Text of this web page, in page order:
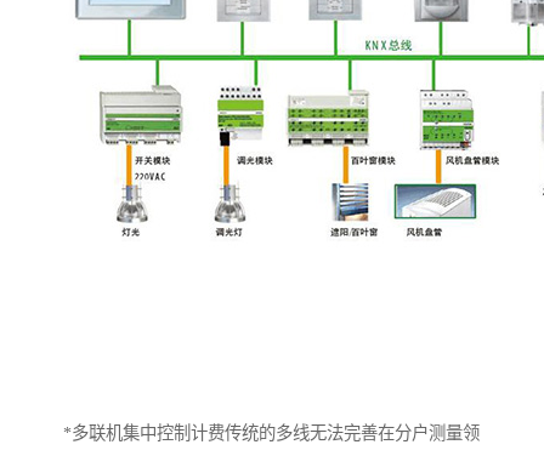
*多联机集中控制计费传统的多线无法完善在分户测量领